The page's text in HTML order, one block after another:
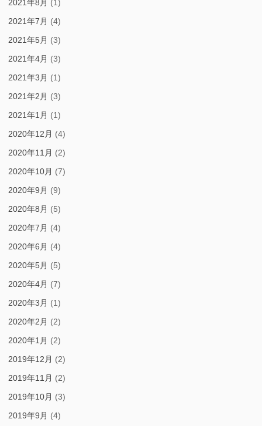
2021年8月 (1)
2021年7月 (4)
2021年5月 (3)
2021年4月 (3)
2021年3月 (1)
2021年2月 (3)
2021年1月 (1)
2020年12月 (4)
2020年11月 (2)
2020年10月 (7)
2020年9月 (9)
2020年8月 (5)
2020年7月 (4)
2020年6月 (4)
2020年5月 (5)
2020年4月 (7)
2020年3月 (1)
2020年2月 (2)
2020年1月 (2)
2019年12月 (2)
2019年11月 (2)
2019年10月 (3)
2019年9月 (4)